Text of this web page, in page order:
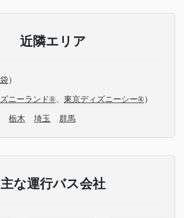
近隣エリア
）
ニーランド®、 東京ディズニーシー® ）
栃木 埼玉 群馬
主な運行バス会社